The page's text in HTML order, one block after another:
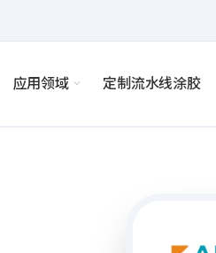
应用领域 定制流水线涂胶